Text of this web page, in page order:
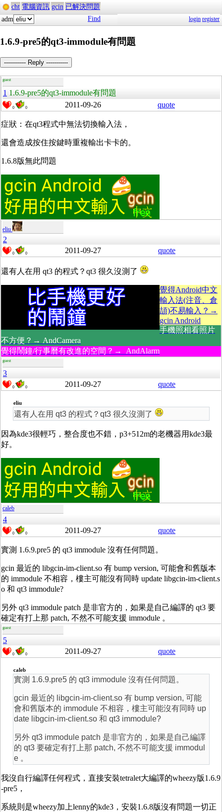
cht 電腦資訊 gcin 已解決問題
adm
Find login register
1.6.9-pre5的qt3-immodule有問題
----------- Reply -----------
guest
1 1.6.9-pre5的qt3-immodule有問題
0 0 2011-09-26 quote
症狀：在qt3程式中無法切換輸入法，
還會造成按住按鍵時重複輸出卡卡的。
1.6.8版無此問題
eliu
2
0 0 2011-09-27 quote
還有人在用 qt3 的程式？qt3 很久沒測了
覺得Android中文
輸入法(注音、倉
頡)不易輸入？→
gcin Android
手機照相看照片
不方便？→ AndCamera
覺得鬧鐘/行事曆有改進的空間？→ AndAlarm
guest
3
0 0 2011-09-27 quote
eliu
還有人在用 qt3 的程式？qt3 很久沒測了
因為kde3很輕巧，整合度也不錯，p3+512m的老機器用kde3最
好。
caleb
4
0 0 2011-09-27 quote
實測 1.6.9.pre5 的 qt3 immodule 沒有任何問題。
gcin 最近的 libgcin-im-client.so 有 bump version, 可能會和舊版本
的 immodule 不相容，樓主可能沒有同時 update libgcin-im-client.s
o 和 qt3 immodule?
另外 qt3 immodule patch 是非官方的，如果是自己編譯的 qt3 要
確定有打上那 patch, 不然不可能支援 immodule 。
guest
5
0 0 2011-09-27 quote
caleb
實測 1.6.9.pre5 的 qt3 immodule 沒有任何問題。
gcin 最近的 libgcin-im-client.so 有 bump version, 可能
會和舊版本的 immodule 不相容，樓主可能沒有同時 up
date libgcin-im-client.so 和 qt3 immodule?
另外 qt3 immodule patch 是非官方的，如果是自己編譯
的 qt3 要確定有打上那 patch, 不然不可能支援 immodul
e 。
我沒自行編譯任何程式，直接安裝tetralet大編譯的wheezy版1.6.9
-pre5，
系統則是wheezy加上lenny的kde3，安裝1.6.8版沒有問題一切正